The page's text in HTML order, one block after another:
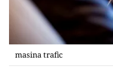
masina trafic